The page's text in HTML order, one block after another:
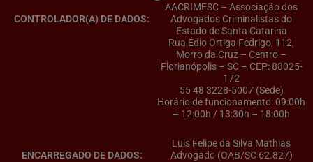
CONTROLADOR(A) DE DADOS:
AACRIMESC – Associação dos
Advogados Criminalistas do
Estado de Santa Catarina
Rua Édio Ortiga Fedrigo, 112,
Morro da Cruz – Centro –
Florianópolis – SC – CEP: 88025-
172
55 48 3228-5007 (Sede)
Horário de funcionamento: 09:00h
– 12:00h / 13:30h – 18:00h
ENCARREGADO DE DADOS:
Luis Felipe da Silva Mathias
Advogado (OAB/SC 62.827)